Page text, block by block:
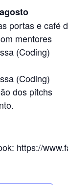
portas e café
mentores
(Coding)
(Coding)
dos pitchs
https://